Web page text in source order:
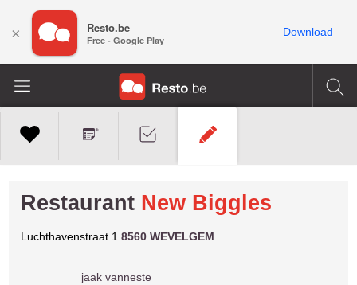
Restaurant New Biggles
Luchthavenstraat 18560 WEVELGEM
jaak vanneste
× Resto.be
Free - Google Play
Download